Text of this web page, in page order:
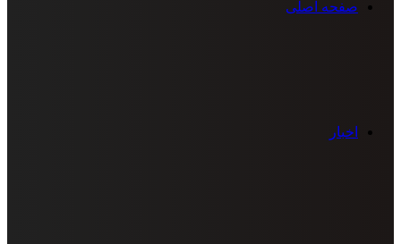
صفحه اصلی
اخبار